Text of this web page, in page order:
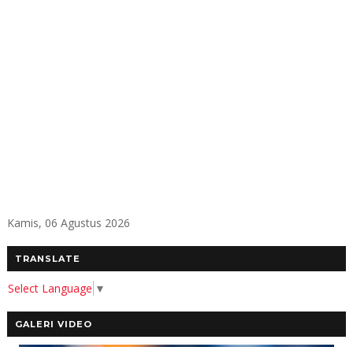
Kamis, 06 Agustus 2026
TRANSLATE
Select Language ▼
GALERI VIDEO